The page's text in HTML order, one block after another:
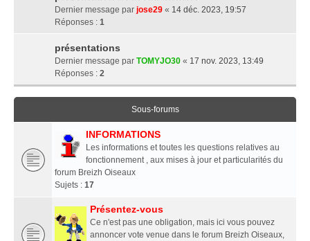
Dernier message par jose29 « 14 déc. 2023, 19:57
Réponses : 1
présentations
Dernier message par TOMYJO30 « 17 nov. 2023, 13:49
Réponses : 2
Sous-forums
INFORMATIONS
Les informations et toutes les questions relatives au
fonctionnement , aux mises à jour et particularités du
forum Breizh Oiseaux
Sujets : 17
Présentez-vous
Ce n'est pas une obligation, mais ici vous pouvez
annoncer vote venue dans le forum Breizh Oiseaux,